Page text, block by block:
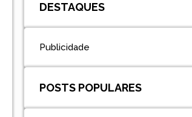
DESTAQUES
Publicidade
POSTS POPULARES